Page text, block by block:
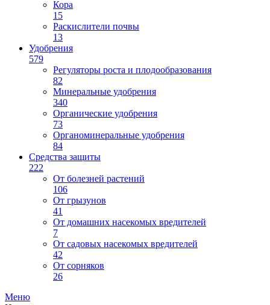
Кора
15
Раскислители почвы
13
Удобрения
579
Регуляторы роста и плодообразования
82
Минеральные удобрения
340
Органические удобрения
73
Органоминеральные удобрения
84
Средства защиты
222
От болезней растений
106
От грызунов
41
От домашних насекомых вредителей
7
От садовых насекомых вредителей
42
От сорняков
26
Меню